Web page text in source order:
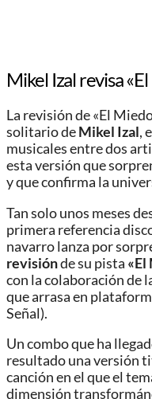
Mikel Izal revisa
La revisión de «El
solitario deMikel Izal,
musicales entre dos
esta versión que
y que confirma la
Tan solo unos meses
primera referencia
navarro lanza por
revisiónde su pista «El
con la colaboración de
que arrasa en
Señal).
Un combo que ha
resultado una versión
canción en el que el
dimensión